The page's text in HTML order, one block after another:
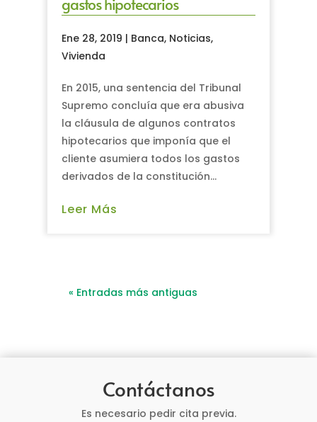
Ene 28, 2019 | Banca, Noticias,
Vivienda
En 2015, una sentencia del Tribunal
Supremo concluía que era abusiva
la cláusula de algunos contratos
hipotecarios que imponía que el
cliente asumiera todos los gastos
derivados de la constitución...
Leer Más
« Entradas más antiguas
Contáctanos
Es necesario pedir cita previa.